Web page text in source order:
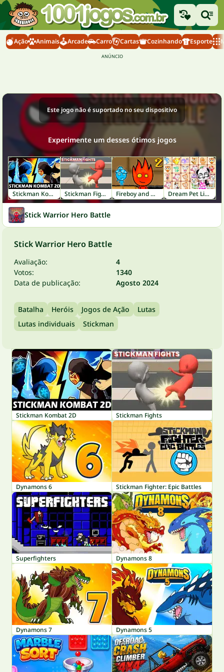
Ação Animais Arcade Carro Cartas Cozinhando Esporte
Este jogo não é suportado no seu dispositivo
Experimente um desses ótimos jogos
Stickman Kombat 2D Stickman Fights Fireboy and Watergirl 2: Light Temple Dream Pet Link
Stick Warrior Hero Battle
Stick Warrior Hero Battle
Avaliação:
4
Votos:
1340
Data de publicação:
Agosto 2024
Batalha Heróis Jogos de Ação
Lutas
Lutas individuais
Stickman
Stickman Kombat 2D Stickman Fights
Dynamons 6 Stickman Fighter: Epic Battles
Superfighters Dynamons 8
Dynamons 7 Dynamons 5